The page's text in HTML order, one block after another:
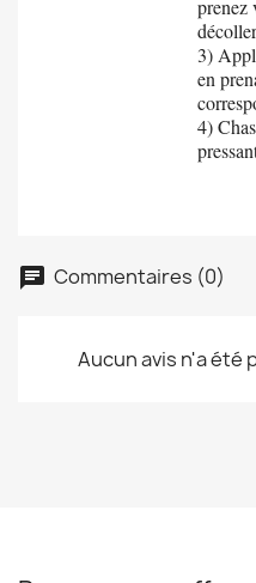
prenez
3)
en
4)
chat Commentaires (0)
Aucun avis n'a été